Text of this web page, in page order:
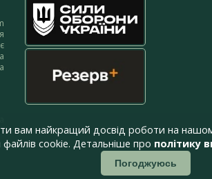
вам найкращий досвід роботи на
cookie. Детальніше про політику
Погоджуюсь